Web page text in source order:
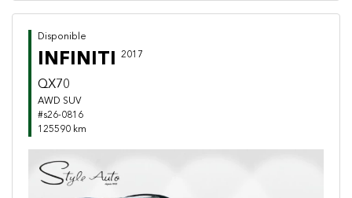
Disponible
INFINITI 2017
QX70
AWD SUV
#s26-0816
125590 km